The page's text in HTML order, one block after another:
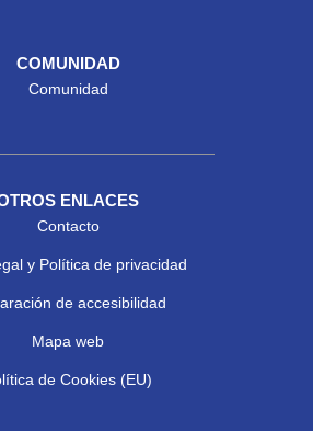
COMUNIDAD
Comunidad
ENLACES
Contacto
y Política de privacidad
de accesibilidad
Mapa web
de Cookies (EU)